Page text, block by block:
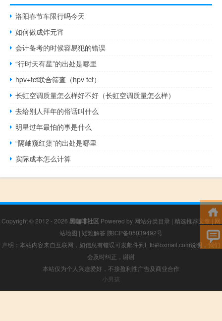
洛阳春节车限行吗今天
如何做成炸元宵
会计备考的时候容易犯的错误
“行时天有星”的出处是哪里
hpv+tct联合筛查（hpv tct）
长虹空调质量怎么样好不好（长虹空调质量怎么样）
去给别人拜年的俗话叫什么
明星过年最怕的事是什么
“隔岫窥红蕖”的出处是哪里
实际成本怎么计算
Copyright © 2012 - 2026 黑咖啡社区 Powered by 网站分类目录 | 精选推荐文章 | 网
站地图 | 疑难解答 陕ICP备05039492号
声明：本站内容来自互联网，如信息有错误可发邮件到f_fb#foxmail.com说明，我们
会及时纠正，谢谢
本站仅为个人兴趣爱好，不接盈利性广告及商业合作
小男孩